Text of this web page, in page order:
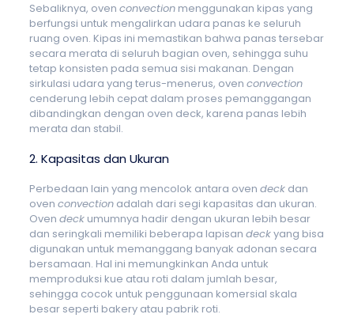
Sebaliknya, oven convectionmenggunakan kipas yang
berfungsi untuk mengalirkan udara panas ke seluruh
ruang oven. Kipas ini memastikan bahwa panas tersebar
secara merata di seluruh bagian oven, sehingga suhu
tetap konsisten pada semua sisi makanan. Dengan
sirkulasi udara yang terus-menerus, oven convection
cenderung lebih cepat dalam proses pemanggangan
dibandingkan dengan oven deck, karena panas lebih
merata dan stabil.
2. Kapasitas dan Ukuran
Perbedaan lain yang mencolok antara oven deckdan
oven convectionadalah dari segi kapasitas dan ukuran.
Oven deckumumnya hadir dengan ukuran lebih besar
dan seringkali memiliki beberapa lapisan deckyang bisa
digunakan untuk memanggang banyak adonan secara
bersamaan. Hal ini memungkinkan Anda untuk
memproduksi kue atau roti dalam jumlah besar,
sehingga cocok untuk penggunaan komersial skala
besar seperti bakery atau pabrik roti.